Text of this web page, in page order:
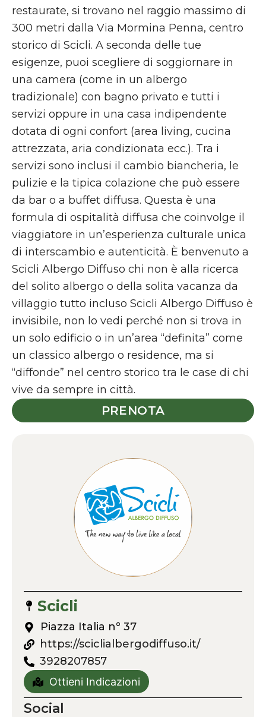
restaurate, si trovano nel raggio massimo di
300 metri dalla Via Mormina Penna, centro
storico di Scicli. A seconda delle tue
esigenze, puoi scegliere di soggiornare in
una camera (come in un albergo
tradizionale) con bagno privato e tutti i
servizi oppure in una casa indipendente
dotata di ogni confort (area living, cucina
attrezzata, aria condizionata ecc.). Tra i
servizi sono inclusi il cambio biancheria, le
pulizie e la tipica colazione che può essere
da bar o a buffet diffusa. Questa è una
formula di ospitalità diffusa che coinvolge il
viaggiatore in un’esperienza culturale unica
di interscambio e autenticità. È benvenuto a
Scicli Albergo Diffuso chi non è alla ricerca
del solito albergo o della solita vacanza da
villaggio tutto incluso Scicli Albergo Diffuso è
invisibile, non lo vedi perché non si trova in
un solo edificio o in un’area “definita” come
un classico albergo o residence, ma si
“diffonde” nel centro storico tra le case di chi
vive da sempre in città.
PRENOTA
Scicli
Piazza Italia n° 37
https://sciclialbergodiffuso.it/
3928207857
Ottieni Indicazioni
Social